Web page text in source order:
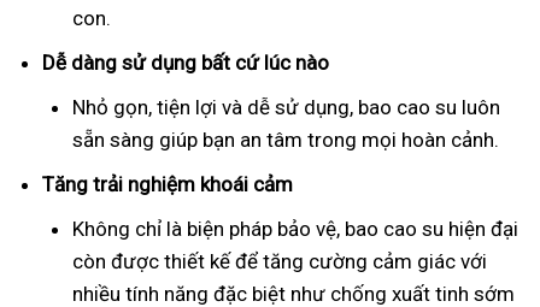
con.
Dễ dàng sử dụng bất cứ lúc nào
Nhỏ gọn, tiện lợi và dễ sử dụng, bao cao su luôn
sẵn sàng giúp bạn an tâm trong mọi hoàn cảnh.
Tăng trải nghiệm khoái cảm
Không chỉ là biện pháp bảo vệ, bao cao su hiện đại
còn được thiết kế để tăng cường cảm giác với
nhiều tính năng đặc biệt như chống xuất tinh sớm